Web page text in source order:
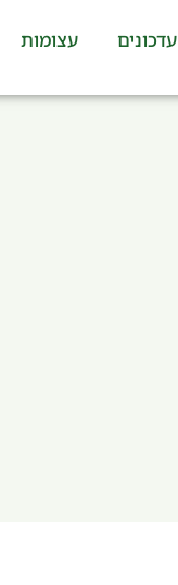
עדכונים עצומות